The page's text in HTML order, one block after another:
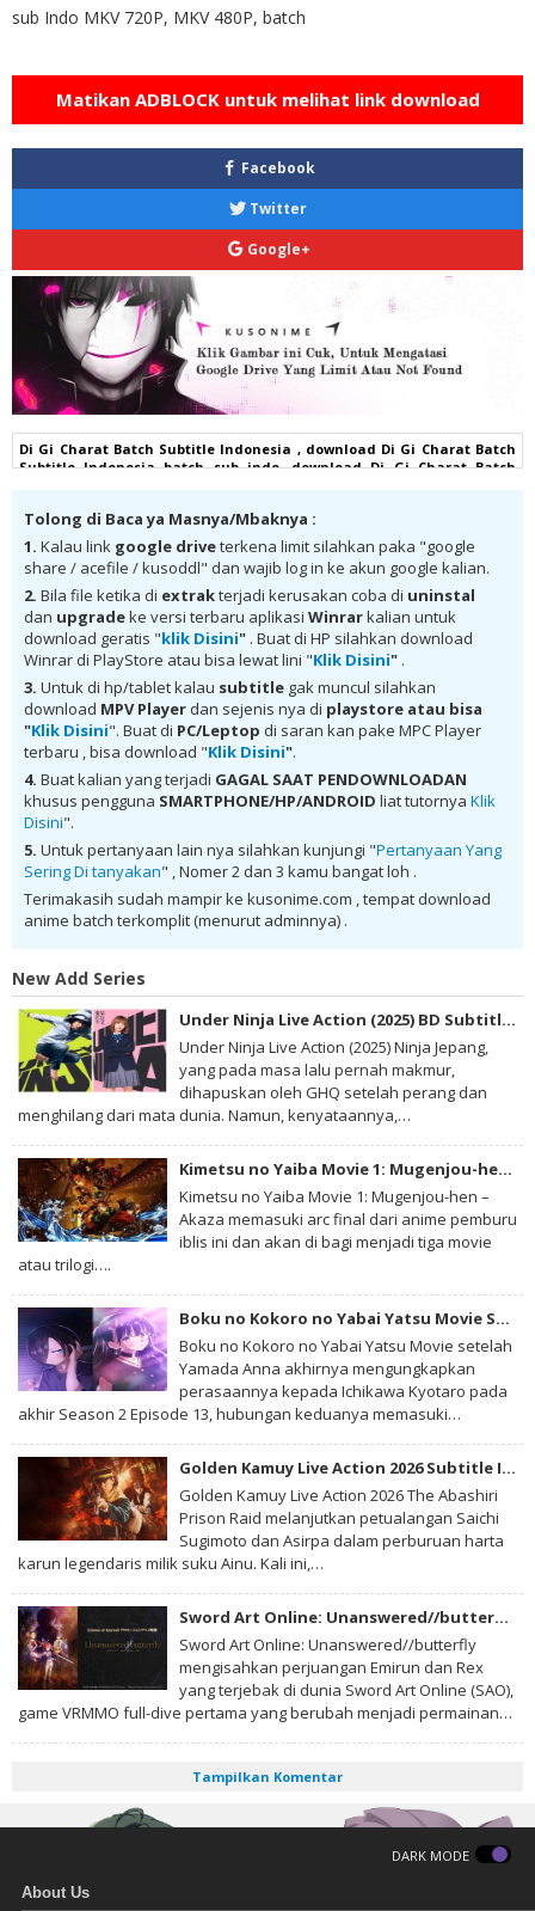
sub Indo MKV 720P, MKV 480P, batch
Matikan ADBLOCK untuk melihat link download
Facebook
Twitter
Google+
Di Gi Charat Batch Subtitle Indonesia , download Di Gi Charat Batch
Subtitle Indonesia batch sub indo, download Di Gi Charat Batch
subtitle indonesia, Di Gi Charat Batch Subtitle Indonesia batch mp4,
Di Gi Charat Batch Subtitle Indonesia bd, Di Gi Charat Batch Subtitle
Indonesia kurogaze, Di Gi Charat Batch Subtitle Indonesia anibatch,
Di Gi Charat Batch Subtitle Indonesia animeindo, Di Gi Charat Batch
Subtitle Indonesia samehadaku , donwload anime Di Gi Charat Batch
Subtitle Indonesia batch , donwload Di Gi Charat Batch Subtitle
Indonesia sub indo, download Di Gi Charat Batch Subtitle Indonesia
batch google drive, download Di Gi Charat Batch Subtitle Indonesia
batch Mega , donwload Di Gi Charat Batch Subtitle Indonesia MKV
480P , donwload Di Gi Charat Batch Subtitle Indonesia MKV 720P ,
donwload Di Gi Charat Batch Subtitle Indonesia , donwload Di Gi
Charat Batch Subtitle Indonesia anime batch, donwload Di Gi Charat
Batch Subtitle Indonesia sub indo, donwload Di Gi Charat Batch
Subtitle Indonesia , donwload Di Gi Charat Batch Subtitle Indonesia
batch sub indo , download anime Di Gi Charat Batch Subtitle
Indonesia , anime Di Gi Charat Batch Subtitle Indonesia , download
anime mp4 , mkv , 3gp sub indo , download anime sub indo , download
anime sub indo Di Gi Charat Batch Subtitle Indonesia
Tolong di Baca ya Masnya/Mbaknya :
1. Kalau link google driveterkena limit silahkan paka "google
share / acefile / kusoddl" dan wajib log in ke akun google kalian.
2. Bila file ketika di extrakterjadi kerusakan coba di uninstal
dan upgradeke versi terbaru aplikasi Winrarkalian untuk
download geratis "klik Disini" . Buat di HP silahkan download
Winrar di PlayStore atau bisa lewat lini "Klik Disini" .
3. Untuk di hp/tablet kalau subtitle gak muncul silahkan
download MPV Player dan sejenis nya di playstore atau bisa
"Klik Disini". Buat di PC/Leptop di saran kan pake MPC Player
terbaru , bisa download "Klik Disini".
4. Buat kalian yang terjadi GAGAL SAAT PENDOWNLOADAN
khusus pengguna SMARTPHONE/HP/ANDROID liat tutornya Klik
Disini".
5. Untuk pertanyaan lain nya silahkan kunjungi "Pertanyaan Yang
Sering Di tanyakan" , Nomer 2 dan 3 kamu bangat loh .
Terimakasih sudah mampir ke kusonime.com , tempat download
anime batch terkomplit (menurut adminnya) .
New Add Series
Under Ninja Live Action (2025) BD Subtitle Indonesia
Under Ninja Live Action (2025) Ninja Jepang,
yang pada masa lalu pernah makmur,
dihapuskan oleh GHQ setelah perang dan
menghilang dari mata dunia. Namun, kenyataannya,…
Kimetsu no Yaiba Movie 1: Mugenjou-hen – Akaza Sairai BD Subtitle Indonesia
Kimetsu no Yaiba Movie 1: Mugenjou-hen –
Akaza memasuki arc final dari anime pemburu
iblis ini dan akan di bagi menjadi tiga movie
atau trilogi….
Boku no Kokoro no Yabai Yatsu Movie Subtitle Indonesia
Boku no Kokoro no Yabai Yatsu Movie setelah
Yamada Anna akhirnya mengungkapkan
perasaannya kepada Ichikawa Kyotaro pada
akhir Season 2 Episode 13, hubungan keduanya memasuki…
Golden Kamuy Live Action 2026 Subtitle Indonesia
Golden Kamuy Live Action 2026 The Abashiri
Prison Raid melanjutkan petualangan Saichi
Sugimoto dan Asirpa dalam perburuan harta
karun legendaris milik suku Ainu. Kali ini,…
Sword Art Online: Unanswered//butterfly Subtitle Indonesia
Sword Art Online: Unanswered//butterfly
mengisahkan perjuangan Emirun dan Rex
yang terjebak di dunia Sword Art Online (SAO),
game VRMMO full-dive pertama yang berubah menjadi permainan…
Tampilkan Komentar
DARK MODE
About Us